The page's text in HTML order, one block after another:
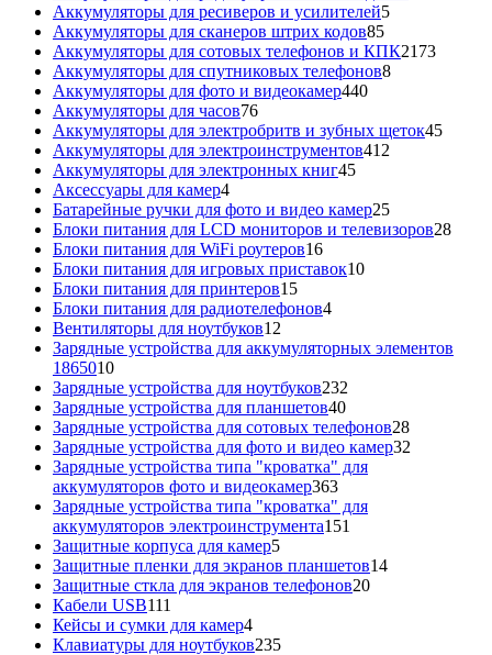
Аккумуляторы для ресиверов и усилителей55
Аккумуляторы для сканеров штрих кодов8585
товаров
Аккумуляторы для сотовых телефонов и КПК21732173
Аккумуляторы для спутниковых телефонов88
Аккумуляторы для фото и видеокамер440440
Аккумуляторы для часов7676
товаров
Аккумуляторы для электробритв и зубных щеток4545
Аккумуляторы для электроинструментов412
Аккумуляторы для электронных книг4545
Аксессуары для камер44
товара
Батарейные ручки для фото и видео камер2525
товаров
Блоки питания для LCD мониторов и телевизоров2828
Блоки питания для WiFi роутеров1616
товаров
Блоки питания для игровых приставок1010
Блоки питания для принтеров1515
товаров
Блоки питания для радиотелефонов44
Вентиляторы для ноутбуков12
товаров
Зарядные устройства для аккумуляторных элементов
186501010
товаров
Зарядные устройства для ноутбуков232
Зарядные устройства для планшетов4040
товаров
Зарядные устройства для сотовых телефонов2828
товаров
Зарядные устройства для фото и видео камер32
Зарядные устройства типа "кроватка" для
аккумуляторов фото и видеокамер363363
товара
Зарядные устройства типа "кроватка" для
аккумуляторов электроинструмента151
Защитные корпуса для камер55
товаров
Защитные пленки для экранов планшетов1414
Защитные сткла для экранов телефонов2020
Кабели USB111
товаров
Кейсы и сумки для камер44
товара
Клавиатуры для ноутбуков235235